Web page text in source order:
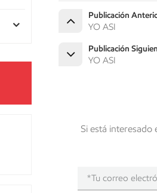
Publicación
YO ASI
Publicación
YO ASI
Si está